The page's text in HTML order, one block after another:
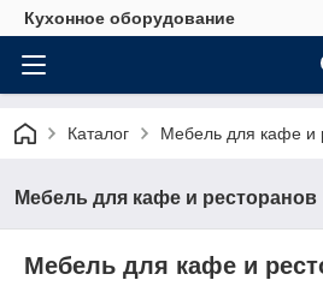
Кухонное оборудование
Каталог Мебель для кафе и
Мебель для кафе и ресторанов
Мебель для кафе и